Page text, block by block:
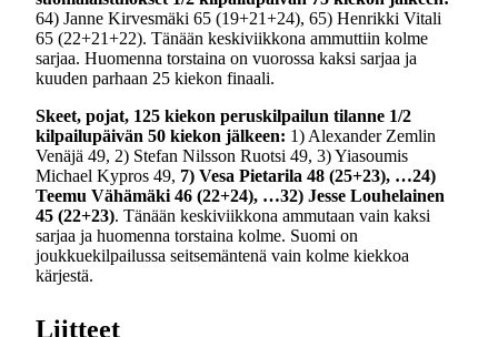
64) Janne Kirvesmäki 65 (19+21+24), 65) Henrikki Vitali
65 (22+21+22). Tänään keskiviikkona ammuttiin kolme
sarjaa. Huomenna torstaina on vuorossa kaksi sarjaa ja
kuuden parhaan 25 kiekon finaali.
Skeet, pojat, 125 kiekon peruskilpailun tilanne 1/2
kilpailupäivän 50 kiekon jälkeen: 1) Alexander Zemlin
Venäjä 49, 2) Stefan Nilsson Ruotsi 49, 3) Yiasoumis
Michael Kypros 49, 7) Vesa Pietarila 48 (25+23), …24)
Teemu Vähämäki 46 (22+24), …32) Jesse Louhelainen
45 (22+23). Tänään keskiviikkona ammutaan vain kaksi
sarjaa ja huomenna torstaina kolme. Suomi on
joukkuekilpailussa seitsemäntenä vain kolme kiekkoa
kärjestä.
Liitteet